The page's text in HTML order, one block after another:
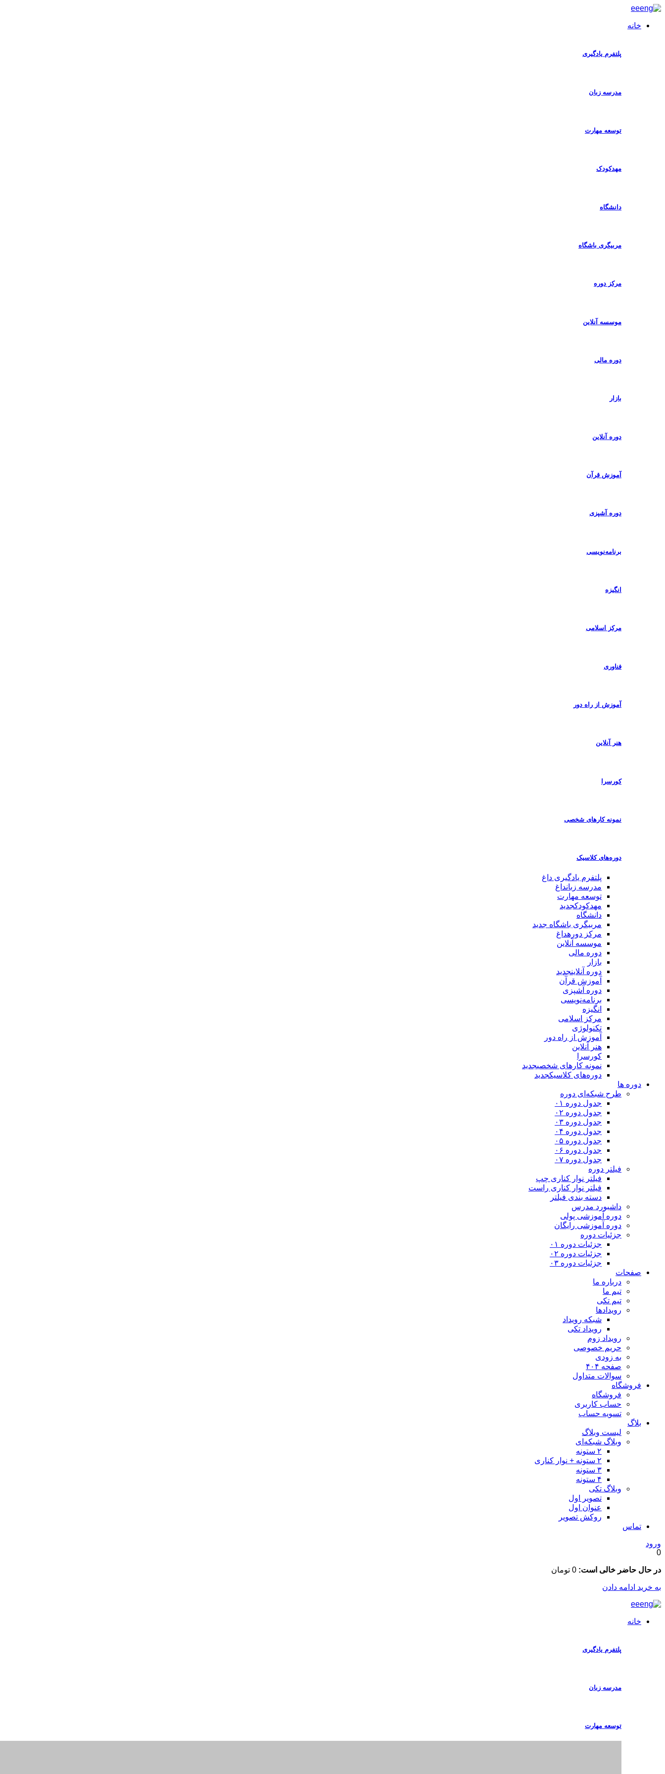
پرش
محتوا
خانه
پلتفرم یادگیری
مدرسه زبان
توسعه مهارت
مهدکودک
دانشگاه
مربیگری باشگاه
مرکز دوره
موسسه آنلاین
دوره مالی
بازار
دوره آنلاین
آموزش قرآن
دوره آشپزی
برنامه‌نویسی
انگیزه
مرکز اسلامی
فناوری
آموزش از راه دور
هنر آنلاین
کورسرا
نمونه کارهای شخصی
دوره‌های کلاسیک
پلتفرم یادگیری داغ
مدرسه زبانداغ
توسعه مهارت
مهدکودکجدید
دانشگاه
مربیگری باشگاه جدید
مرکز دورهداغ
موسسه آنلاین
دوره مالی
بازار
دوره آنلاینجدید
آموزش قرآن
دوره آشپزی
برنامه‌نویسی
انگیزه
مرکز اسلامی
تکنولوژی
آموزش از راه دور
هنر آنلاین
کورسرا
نمونه کارهای شخصیجدید
دوره‌های کلاسیکجدید
دوره ها
طرح شبکه‌ای دوره
جدول دوره ۰۱
جدول دوره ۰۲
جدول دوره ۰۳
جدول دوره ۰۴
جدول دوره ۰۵
جدول دوره ۰۶
جدول دوره ۰۷
فیلتر دوره
فیلتر نوار کناری چپ
فیلتر نوار کناری راست
دسته بندی فیلتر
داشبورد مدرس
دوره آموزشی پولی
دوره آموزشی رایگان
جزئیات دوره
جزئیات دوره ۰۱
جزئیات دوره ۰۲
جزئیات دوره ۰۳
صفحات
درباره ما
تیم ما
تیم تکی
رویدادها
شبکه رویداد
رویداد تکی
رویداد زوم
حریم خصوصی
به زودی
صفحه ۴۰۴
سوالات متداول
فروشگاه
فروشگاه
حساب کاربری
تسویه حساب
بلاگ
لیست وبلاگ
وبلاگ شبکه‌ای
۲ ستونه
۲ ستونه + نوار کناری
۳ ستونه
۴ ستونه
وبلاگ تکی
تصویر اول
عنوان اول
روکش تصویر
تماس
ورود
0
در حال حاضر خالی است: 0 تومان
به خرید ادامه دادن
خانه
پلتفرم یادگیری
مدرسه زبان
توسعه مهارت